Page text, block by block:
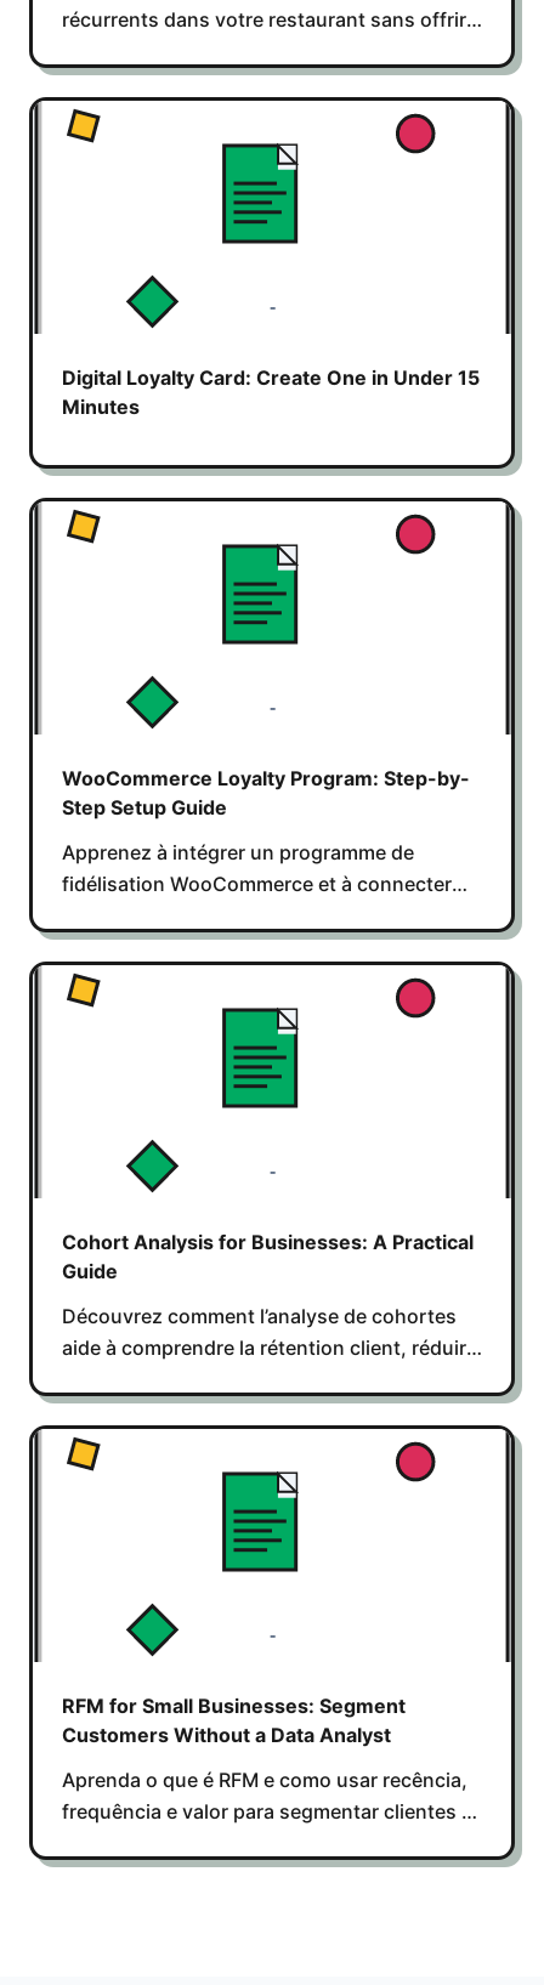
récurrents dans votre restaurant sans offrir
Digital Loyalty Card: Create One in Under 15
Minutes
WooCommerce Loyalty Program: Step-by-
Step Setup Guide
Apprenez à intégrer un programme de
fidélisation WooCommerce et à connecter
la rétention client.
Cohort Analysis for Businesses: A Practical
Guide
Découvrez comment l’analyse de cohortes
aide à comprendre la rétention client, réduire
récurrentes.
RFM for Small Businesses: Segment
Customers Without a Data Analyst
Aprenda o que é RFM e como usar recência,
frequência e valor para segmentar clientes e